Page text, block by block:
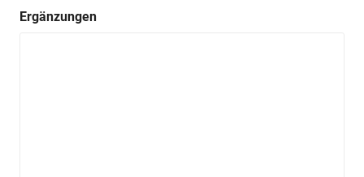
Ergänzungen